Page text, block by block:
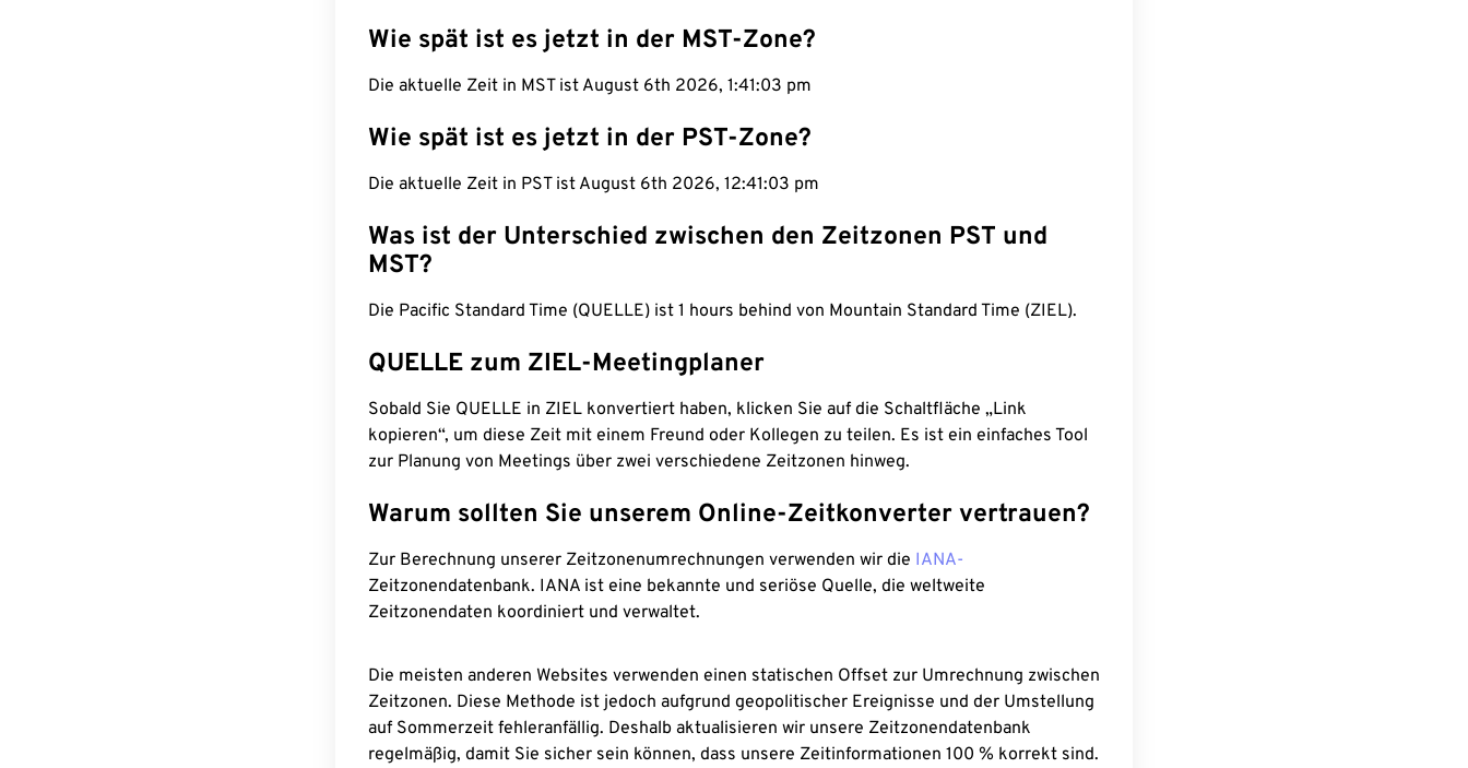
Wie spät ist es jetzt in der MST-Zone?
Die aktuelle Zeit in MST ist August 6th 2026, 1:41:04 pm
Wie spät ist es jetzt in der PST-Zone?
Die aktuelle Zeit in PST ist August 6th 2026, 12:41:04 pm
Was ist der Unterschied zwischen den Zeitzonen PST und
MST?
Die Pacific Standard Time (QUELLE) ist 1 hours behind von Mountain Standard Time (ZIEL).
QUELLE zum ZIEL-Meetingplaner
Sobald Sie QUELLE in ZIEL konvertiert haben, klicken Sie auf die Schaltfläche „Link
kopieren“, um diese Zeit mit einem Freund oder Kollegen zu teilen. Es ist ein einfaches Tool
zur Planung von Meetings über zwei verschiedene Zeitzonen hinweg.
Warum sollten Sie unserem Online-Zeitkonverter vertrauen?
Zur Berechnung unserer Zeitzonenumrechnungen verwenden wir die IANA-
Zeitzonendatenbank. IANA ist eine bekannte und seriöse Quelle, die weltweite
Zeitzonendaten koordiniert und verwaltet.
Die meisten anderen Websites verwenden einen statischen Offset zur Umrechnung zwischen
Zeitzonen. Diese Methode ist jedoch aufgrund geopolitischer Ereignisse und der Umstellung
auf Sommerzeit fehleranfällig. Deshalb aktualisieren wir unsere Zeitzonendatenbank
regelmäßig, damit Sie sicher sein können, dass unsere Zeitinformationen 100 % korrekt sind.